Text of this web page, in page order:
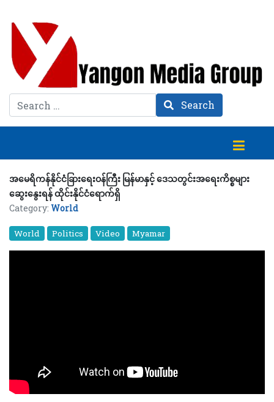
Search Search
အမေရိကန်နိုင်ငံခြားရေးဝန်ကြီး မြန်မာနှင့် ဒေသတွင်းအရေးကိစ္စများ
ဆွေးနွေးရန် ထိုင်းနိုင်ငံရောက်ရှိ
Category: World
World Politics Video Myamar